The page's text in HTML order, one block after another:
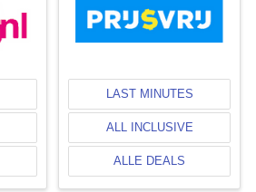
LAST MINUTES
ALL INCLUSIVE
ALLE DEALS